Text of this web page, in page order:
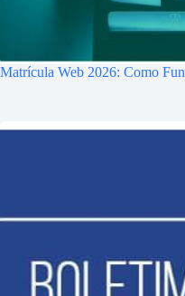
Matrícula Web 2026: Como